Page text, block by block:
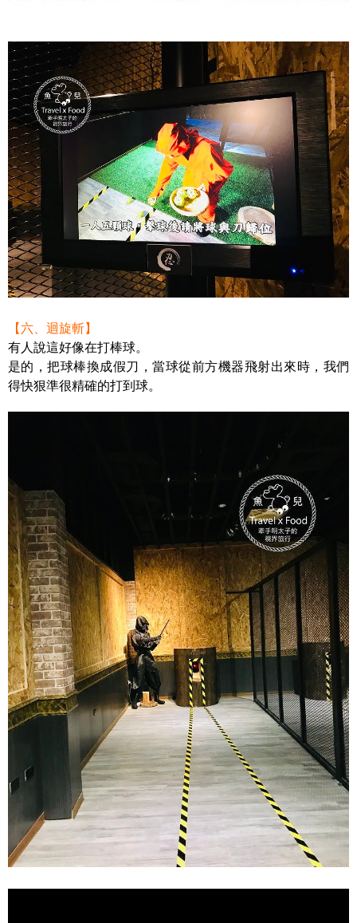
【六、迴旋斬】
有人說這好像在打棒球。
是的，把球棒換成假刀，當球從前方機器飛射出來時，我們
得快狠準很精確的打到球。